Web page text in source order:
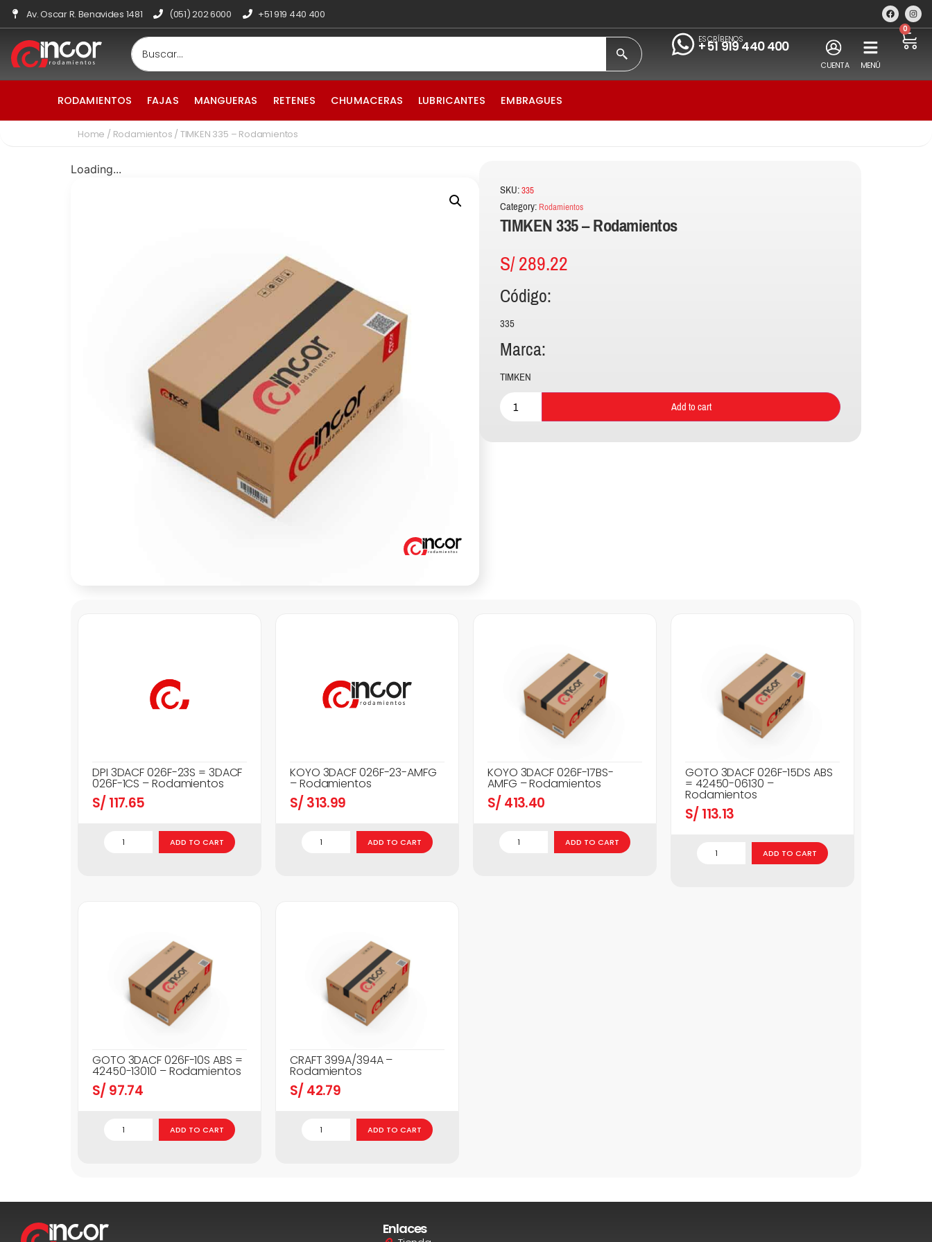
Av. Oscar R. Benavides 1481 (051) 202 6000 +51 919 440 400
ESCRÍBENOS
+51 919 440 400
CUENTA MENÚ
0
RODAMIENTOS FAJAS MANGUERAS RETENES CHUMACERAS LUBRICANTES EMBRAGUES
Home / Rodamientos / TIMKEN 335 – Rodamientos
Loading...
SKU:335
Category: Rodamientos
TIMKEN 335 – Rodamientos
S/289.22
Código:
335
Marca:
TIMKEN
Add to cart
DPI 3DACF 026F-23S = 3DACF
026F-1CS – Rodamientos
S/ 117.65
ADD TO CART
KOYO 3DACF 026F-23-AMFG
– Rodamientos
S/ 313.99
ADD TO CART
KOYO 3DACF 026F-17BS-
AMFG – Rodamientos
S/ 413.40
ADD TO CART
GOTO 3DACF 026F-15DS ABS
= 42450-06130 –
Rodamientos
S/ 113.13
ADD TO CART
GOTO 3DACF 026F-10S ABS =
42450-13010 – Rodamientos
S/ 97.74
ADD TO CART
CRAFT 399A/394A –
Rodamientos
S/ 42.79
ADD TO CART
Enlaces